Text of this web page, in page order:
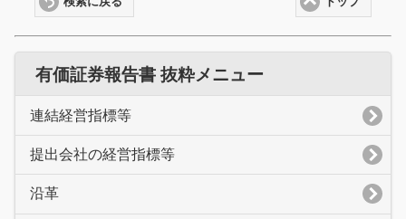
有価証券報告書 抜粋メニュー
連結経営指標等
提出会社の経営指標等
沿革